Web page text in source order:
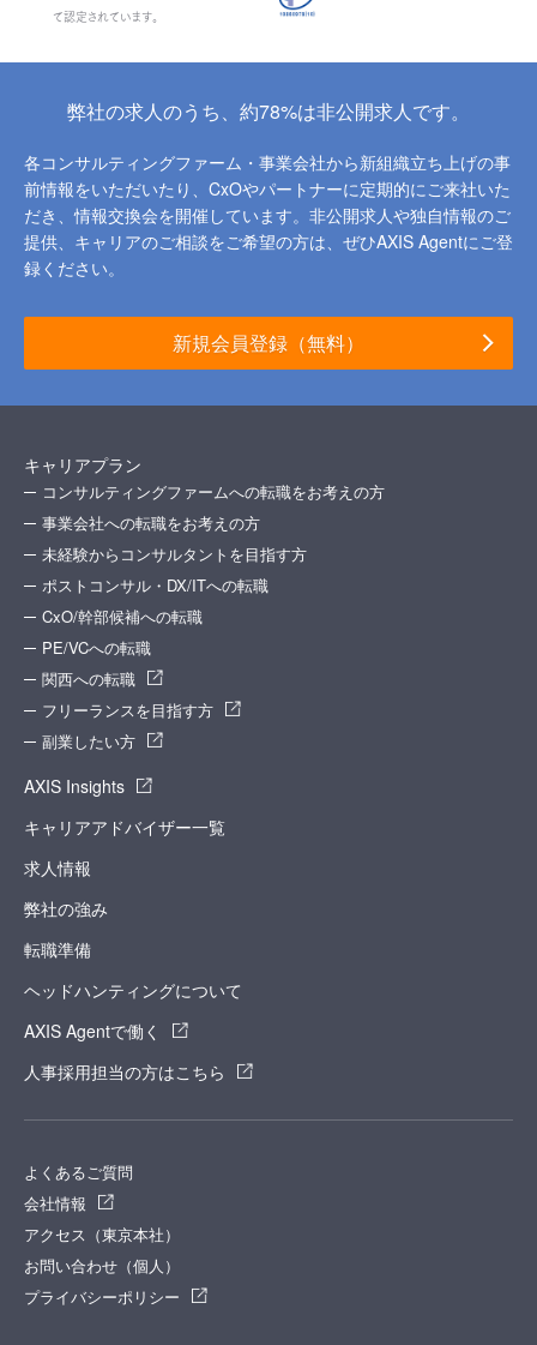
て認定されています。
弊社の求人のうち、約78%は非公開求人です。
各コンサルティングファーム・事業会社から新組織立ち上げの事
前情報をいただいたり、 CxOやパートナーに定期的にご来社いた
だき、情報交換会を開催しています。 非公開求人や独自情報のご
提供、キャリアのご相談をご希望の方は、ぜひAXIS Agentにご登
録ください。
新規会員登録（無料）
キャリアプラン
コンサルティングファームへの転職をお考えの方
事業会社への転職をお考えの方
未経験からコンサルタントを目指す方
ポストコンサル・DX/ITへの転職
CxO/幹部候補への転職
PE/VCへの転職
関西への転職
フリーランスを目指す方
副業したい方
AXIS Insights
キャリアアドバイザー一覧
求人情報
弊社の強み
転職準備
ヘッドハンティングについて
AXIS Agentで働く
人事採用担当の方はこちら
よくあるご質問
会社情報
アクセス（東京本社）
お問い合わせ（個人）
プライバシーポリシー